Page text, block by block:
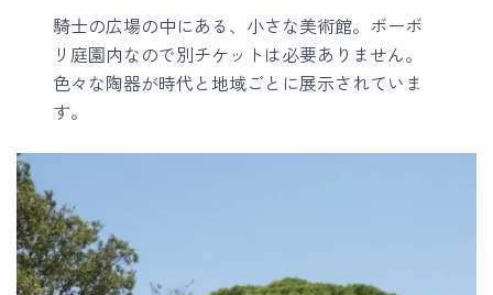
騎士の広場の中にある、小さな美術館。ボーボ
リ庭園内なので別チケットは必要ありません。
色々な陶器が時代と地域ごとに展示されていま
す。